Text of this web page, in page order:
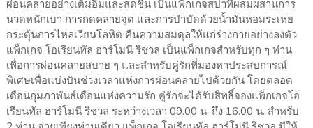
ผ่อนคลายอย่างเต็มอิ่มและสดชื่น เป็นแพ็กเกจสปาที่ผสมผสานการ
นวดหนักเบา การกดคลายจุด และการบำบัดด้วยน้ำมันหอมระเหย
กระตุ้นการไหลเวียนโลหิต คืนความสมดุลให้แก่ร่างกายอย่างลงตัว
แพ็กเกจ โอเรียนทัล ฮาร์โมนี ริชวล เป็นแพ็กเกจสำหรับทุก ๆ ท่าน
เพื่อการผ่อนคลายสบาย ๆ และสำหรับคู่รักที่มองหาประสบการณ์
พิเศษเพื่อแบ่งปันช่วงเวลาแห่งการผ่อนคลายไปด้วยกัน โดยตลอด
เดือนกุมภาพันธ์เดือนแห่งความรัก คู่รักจะได้รับสิทธิ์จองแพ็กเกจโอ
เรียนทัล ฮาร์โมนี ริชวล ระหว่างเวลา 09.00 น. ถึง 16.00 น. สำหรับ